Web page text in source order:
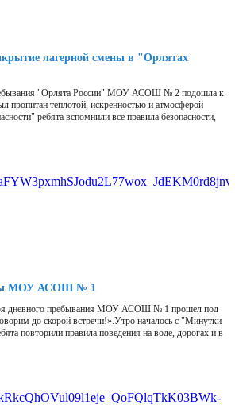
лагерной смены в "Орлятах
"Орлята России" МОУ АСОШ № 2 подошла к
пропитан теплотой, искренностью и атмосферой
ребята вспомнили все правила безопасности,
МОУ АСОШ № 1
дневного пребывания МОУ АСОШ № 1 прошел под
до скорой встречи!».Утро началось с "Минутки
повторили правила поведения на воде, дорогах и в